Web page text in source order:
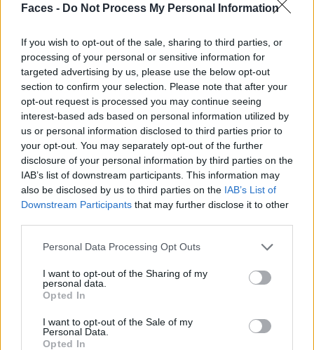
Faces - Do Not Process My Personal Information
If you wish to opt-out of the sale, sharing to third parties, or
processing of your personal or sensitive information for
targeted advertising by us, please use the below opt-out
section to confirm your selection. Please note that after your
opt-out request is processed you may continue seeing
interest-based ads based on personal information utilized by
us or personal information disclosed to third parties prior to
your opt-out. You may separately opt-out of the further
disclosure of your personal information by third parties on the
IAB’s list of downstream participants. This information may
also be disclosed by us to third parties on the IAB’s List of
Downstream Participants that may further disclose it to other
Personal Data Processing Opt Outs
I want to opt-out of the Sharing of my
personal data.
Opted In
I want to opt-out of the Sale of my
Personal Data.
Opted In
neuen Pokémons. Für Pokémon-Fans ist diese Version
Das Fazit
Ich kann die Nintendo Switch Lite sehr empfehlen: für
Personen, die schon eine Switch besitzen, aber auch für
Neulinge, die noch nie eine Switch hatten. Das Problem
mit dem Zubehör wird bald kein Thema mehr sein, da
durch den Release der neuen Pokémon-Generation neue
Hüllen auf den Markt kommen. Die Lite soll keine